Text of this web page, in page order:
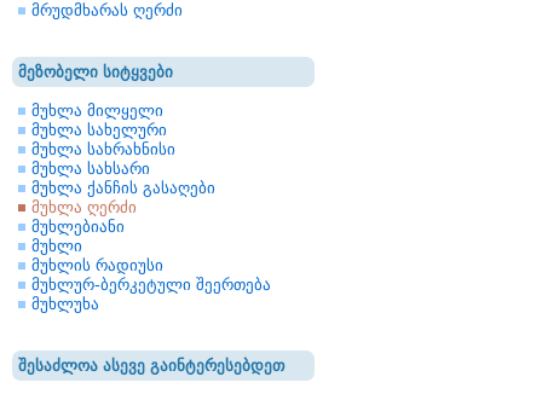
მრუდმხარას ღერძი
მეზობელი სიტყვები
მუხლა მილყელი
მუხლა სახელური
მუხლა სახრახნისი
მუხლა სახსარი
მუხლა ქანჩის გასაღები
მუხლა ღერძი
მუხლებიანი
მუხლი
მუხლის რადიუსი
მუხლურ-ბერკეტული შეერთება
მუხლუხა
შესაძლოა ასევე გაინტერესებდეთ